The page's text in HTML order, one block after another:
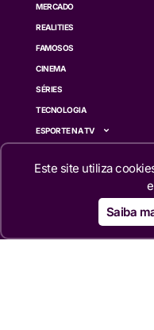
MERCADO
REALITIES
FAMOSOS
CINEMA
SÉRIES
TECNOLOGIA
ESPORTE NA TV
Este site utiliza
Saiba